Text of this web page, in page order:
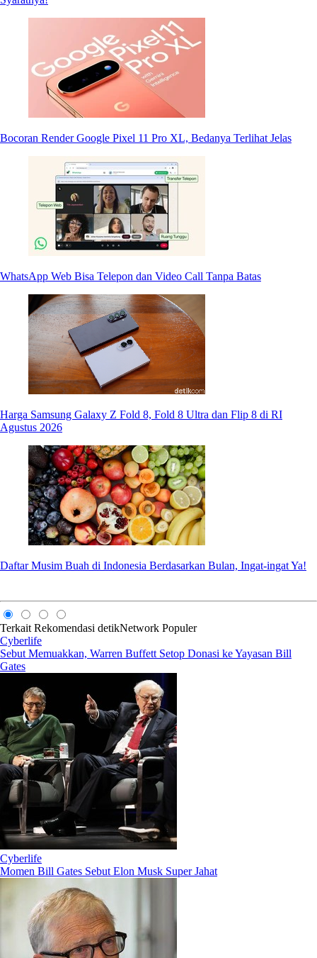
Bocoran Render Google Pixel 11 Pro XL, Bedanya Terlihat Jelas
WhatsApp Web Bisa Telepon dan Video Call Tanpa Batas
Harga Samsung Galaxy Z Fold 8, Fold 8 Ultra dan Flip 8 di RI
Agustus 2026
Daftar Musim Buah di Indonesia Berdasarkan Bulan, Ingat-ingat Ya!
Terkait Rekomendasi detikNetwork Populer
Cyberlife
Sebut Memuakkan, Warren Buffett Setop Donasi ke Yayasan Bill
Gates
Cyberlife
Momen Bill Gates Sebut Elon Musk Super Jahat